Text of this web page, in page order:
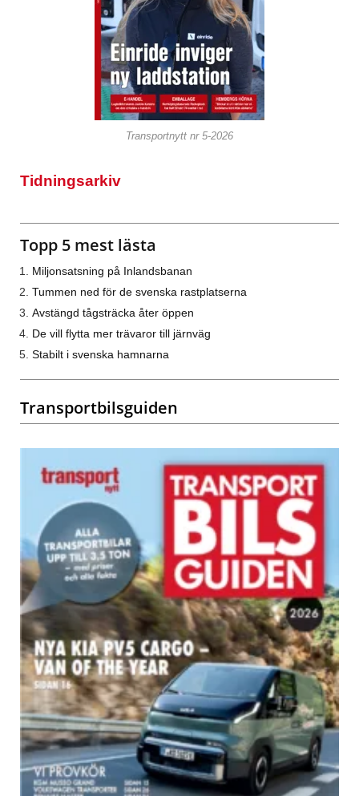
Transportnytt nr 5-2026
Tidningsarkiv
Topp 5 mest lästa
Miljonsatsning på Inlandsbanan
Tummen ned för de svenska rastplatserna
Avstängd tågsträcka åter öppen
De vill flytta mer trävaror till järnväg
Stabilt i svenska hamnarna
Transportbilsguiden